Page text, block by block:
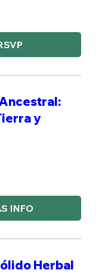
y
INFO
Herbal